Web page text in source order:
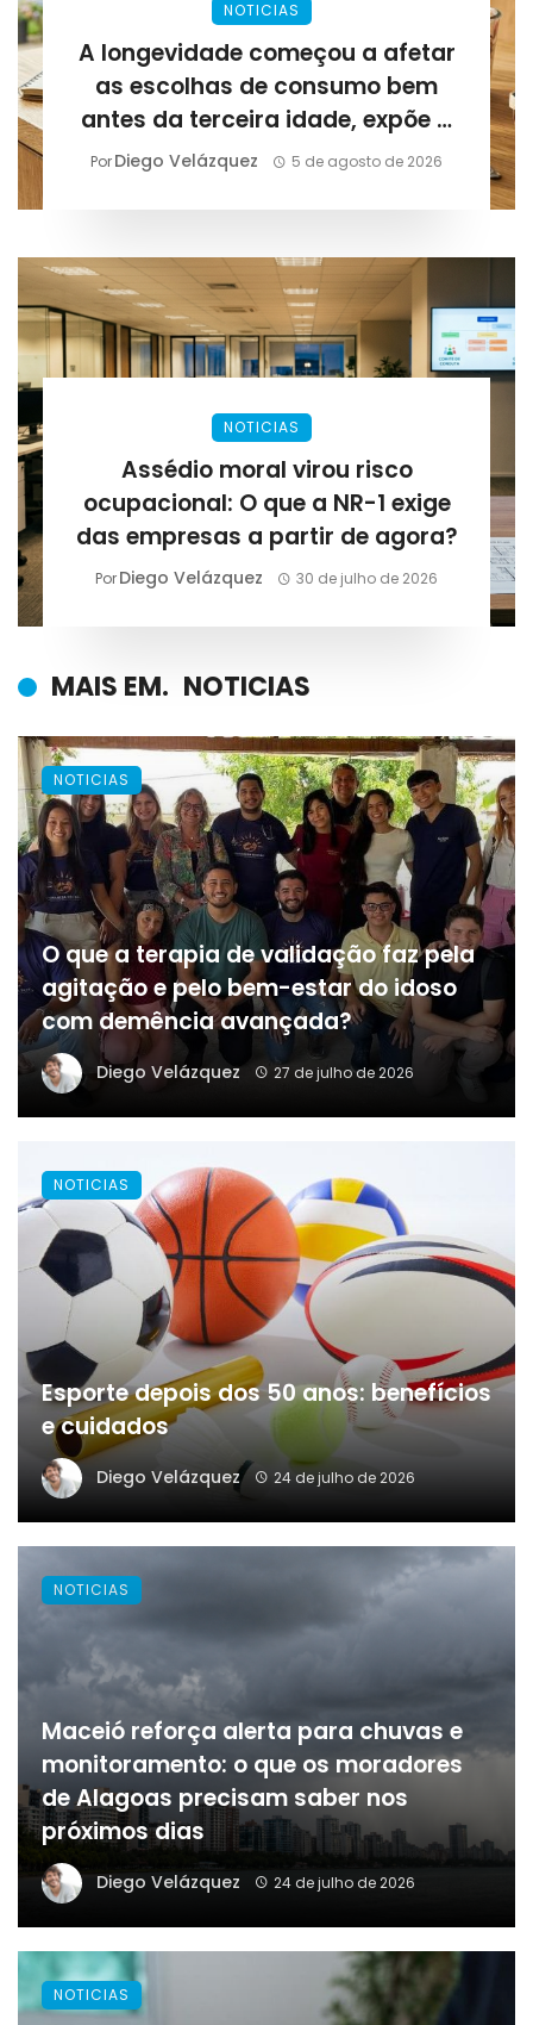
NOTICIAS
A longevidade começou a afetar
as escolhas de consumo bem
antes da terceira idade, expõe a
Lirius Suplementos
PorDiego Velázquez 5 de agosto de 2026
NOTICIAS
Assédio moral virou risco
ocupacional: O que a NR-1 exige
das empresas a partir de agora?
PorDiego Velázquez 30 de julho de 2026
MAIS EM. NOTICIAS
O que a terapia de validação faz pela
agitação e pelo bem-estar do idoso
com demência avançada?
Diego Velázquez 27 de julho de 2026
NOTICIAS
Esporte depois dos 50 anos: benefícios
e cuidados
Diego Velázquez 24 de julho de 2026
NOTICIAS
Maceió reforça alerta para chuvas e
monitoramento: o que os moradores
de Alagoas precisam saber nos
próximos dias
Diego Velázquez 24 de julho de 2026
NOTICIAS
NOTICIAS